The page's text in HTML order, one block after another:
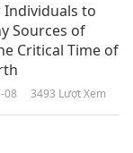
Individuals to
Sources of
Critical Time of
08 3493 Lượt Xem